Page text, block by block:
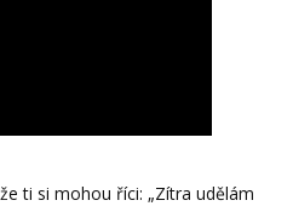
ti si mohou říci: „Zítra udělám